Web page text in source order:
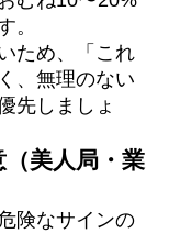
。
ため、「これ
、無理のない
先しましょ
美人局・業
険なサインの